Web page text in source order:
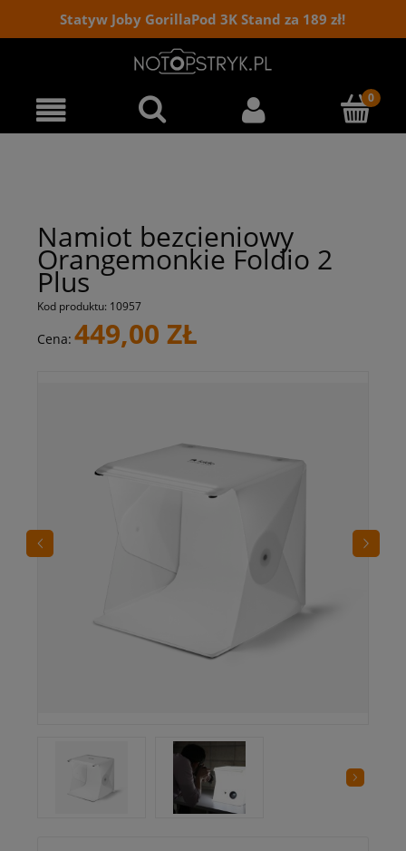
Statyw Joby GorillaPod 3K Stand za 189 zł!
Namiot bezcieniowy
Orangemonkie Foldio 2
Plus
Kod produktu: 10957
Cena: 449,00 ZŁ